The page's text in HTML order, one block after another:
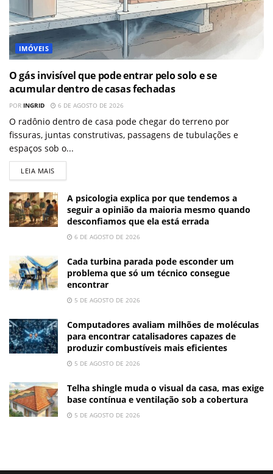
IMÓVEIS
O gás invisível que pode entrar pelo solo e se
acumular dentro de casas fechadas
POR INGRID 6 DE AGOSTO DE 2026
O radônio dentro de casa pode chegar do terreno por
fissuras, juntas construtivas, passagens de tubulações e
espaços sob o...
LEIA MAIS
A psicologia explica por que tendemos a
seguir a opinião da maioria mesmo quando
desconfiamos que ela está errada
6 DE AGOSTO DE 2026
Cada turbina parada pode esconder um
problema que só um técnico consegue
encontrar
5 DE AGOSTO DE 2026
Computadores avaliam milhões de moléculas
para encontrar catalisadores capazes de
produzir combustíveis mais eficientes
5 DE AGOSTO DE 2026
Telha shingle muda o visual da casa, mas exige
base contínua e ventilação sob a cobertura
5 DE AGOSTO DE 2026